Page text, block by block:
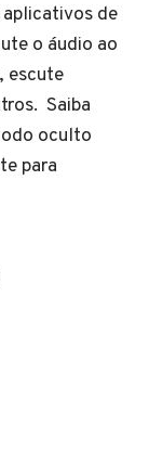
aplicativos de
o áudio ao
escute
Saiba
oculto
para